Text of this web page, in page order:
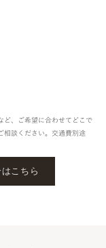
、ご希望に合わせてどこで
相談ください。交通費別途
こちら